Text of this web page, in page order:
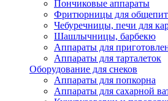
Пончиковые аппараты
Фритюрницы для
Чебуречницы, печи для
Шашлычницы, барбекю
Аппараты для
Аппараты для тарталеток
Оборудование для снеков
Аппараты для попкорна
Аппараты для сахарной